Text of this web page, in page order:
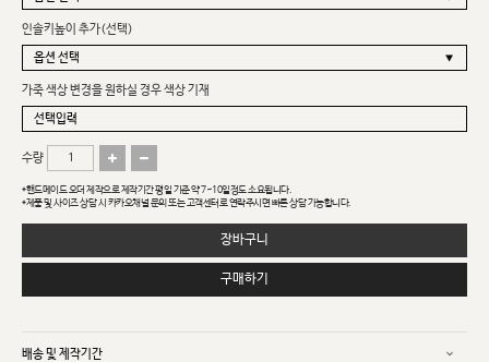
인솔키높이 추가(선택)
가죽 색상 변경을 원하실 경우 색상 기재
수량
*핸드메이드 오더 제작으로 제작기간 평일 기준 약 7~10일정도 소요됩니다.
*제품 및 사이즈 상담 시 카카오채널 문의 또는 고객센터로 연락주시면 빠른 상담 가능합니다.
장바구니
구매하기
배송 및 제작기간